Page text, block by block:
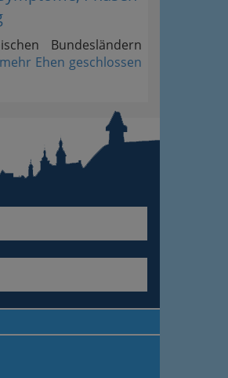
Bundesländern
Ehen geschlossen